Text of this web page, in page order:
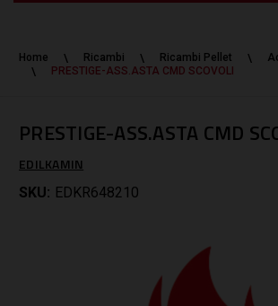
Home Ricambi Ricambi Pellet
PRESTIGE-ASS.ASTA CMD SCOVOLI
PRESTIGE-ASS.ASTA CMD
EDILKAMIN
SKU: EDKR648210